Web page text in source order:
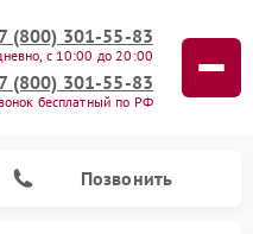
(800) 301-55-83
с 10:00 до 20:00
(800) 301-55-83
бесплатный по РФ
Позвонить